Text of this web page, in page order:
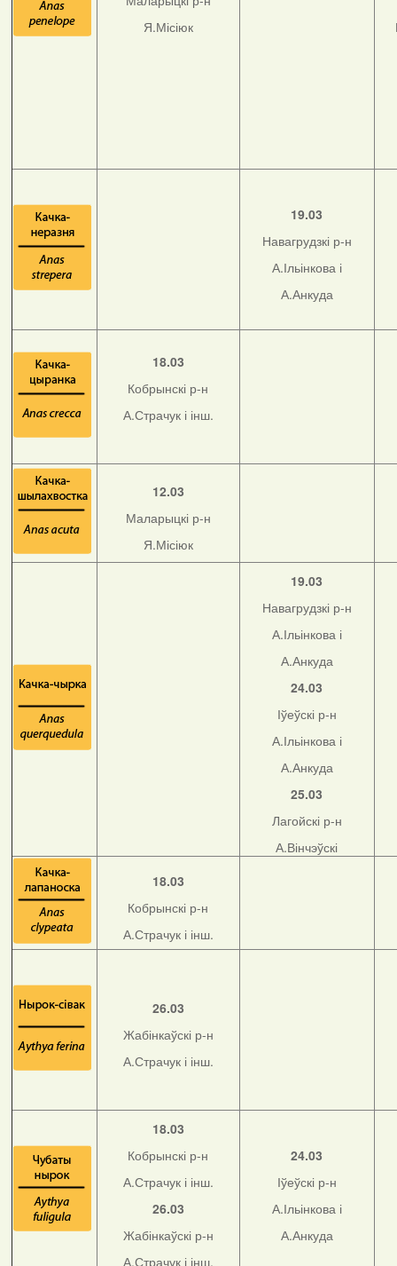
Я.Місіюк
19.03
Навагрудзкі р-н
А.Ільінкова і
А.Анкуда
18.03
Кобрынскі р-н
А.Страчук і інш.
12.03
Маларыцкі р-н
Я.Місіюк
19.03
Навагрудзкі р-н
А.Ільінкова і
А.Анкуда
24.03
Іўеўскі р-н
А.Ільінкова і
А.Анкуда
25.03
Лагойскі р-н
А.Вінчэўскі
18.03
Кобрынскі р-н
А.Страчук і інш.
26.03
Жабінкаўскі р-н
А.Страчук і інш.
18.03
Кобрынскі р-н
А.Страчук і інш.
26.03
Жабінкаўскі р-н
А.Страчук і інш.
24.03
Іўеўскі р-н
А.Ільінкова і
А.Анкуда